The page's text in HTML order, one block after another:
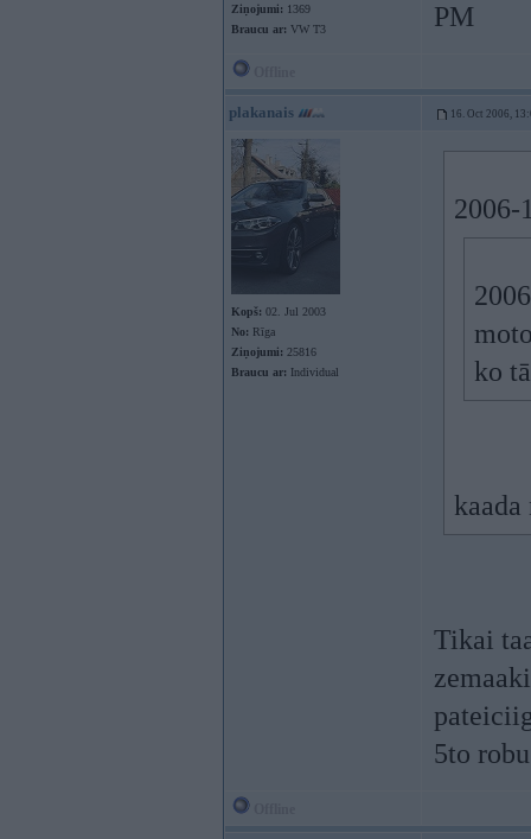
Ziņojumi: 1369
Braucu ar: VW T3
PM
plakanais 16. Oct 2006,
Kopš: 02. Jul 2003
No: Rīga
Ziņojumi: 25816
Braucu ar: Individual
2006-
ko
kaada
Tikai
5to